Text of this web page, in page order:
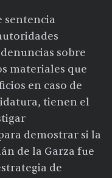
sentencia
sobre
materiales que
en caso de
tienen el
demostrar si la
de la Garza fue
de